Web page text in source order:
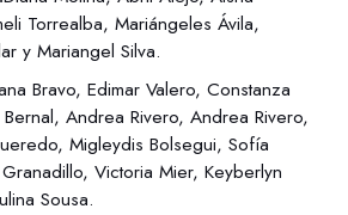
Torrealba, Mariángeles Ávila,
y Mariangel Silva.
Bravo, Edimar Valero, Constanza
Andrea Rivero, Andrea Rivero,
Migleydis Bolsegui, Sofía
Victoria Mier, Keyberlyn
Sousa.